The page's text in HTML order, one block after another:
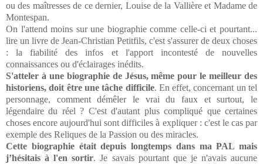
ou des maîtresses de ce dernier, Louise de la Vallière et Madame de
Montespan.
On l'attend moins sur une biographie comme celle-ci et pourtant...
lire un livre de Jean-Christian Petitfils, c'est s'assurer de deux choses
: la fiabilité des infos et l'apport incontesté de nouvelles
connaissances ou d'éclairages inédits.
S'atteler à une biographie de Jésus, même pour le meilleur des
historiens, doit être une tâche difficile. En effet, concernant un tel
personnage, comment démêler le vrai du faux et surtout, le
légendaire du réel ? C'est d'autant plus compliqué que certaines
choses encore aujourd'hui sont difficiles à expliquer : c'est le cas par
exemple des Reliques de la Passion ou des miracles.
Cette biographie était depuis longtemps dans ma PAL mais
j’hésitais à l'en sortir. Je savais pourtant que je n'avais aucune